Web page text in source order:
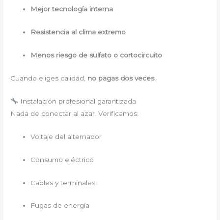
Mejor tecnología interna
Resistencia al clima extremo
Menos riesgo de sulfato o cortocircuito
Cuando eliges calidad, no pagas dos veces.
Instalación profesional garantizada
Nada de conectar al azar. Verificamos:
Voltaje del alternador
Consumo eléctrico
Cables y terminales
Fugas de energía